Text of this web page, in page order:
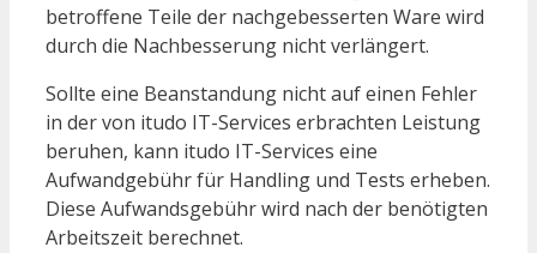
betroffene Teile der nachgebesserten Ware wird
durch die Nachbesserung nicht verlängert.
Sollte eine Beanstandung nicht auf einen Fehler
in der von itudo IT-Services erbrachten Leistung
beruhen, kann itudo IT-Services eine
Aufwandgebühr für Handling und Tests erheben.
Diese Aufwandsgebühr wird nach der benötigten
Arbeitszeit berechnet.